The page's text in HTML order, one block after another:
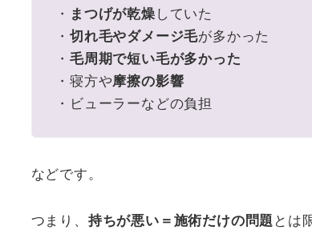
・ まつげが乾燥していた
・ 切れ毛やダメージ毛が多かった
・ 毛周期で短い毛が多かった
・寝方や摩擦の影響
・ビューラーなどの負担
などです。
つまり、 持ちが悪い＝施術だけの問題 とは